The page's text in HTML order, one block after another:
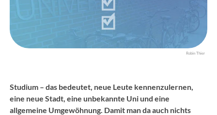
Robin Thier
Studium – das bedeutet, neue Leute kennenzulernen,
eine neue Stadt, eine unbekannte Uni und eine
allgemeine Umgewöhnung. Damit man da auch nichts